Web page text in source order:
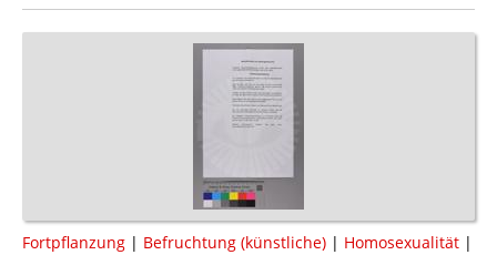
Fortpflanzung | Befruchtung (künstliche) | Homosexualität |